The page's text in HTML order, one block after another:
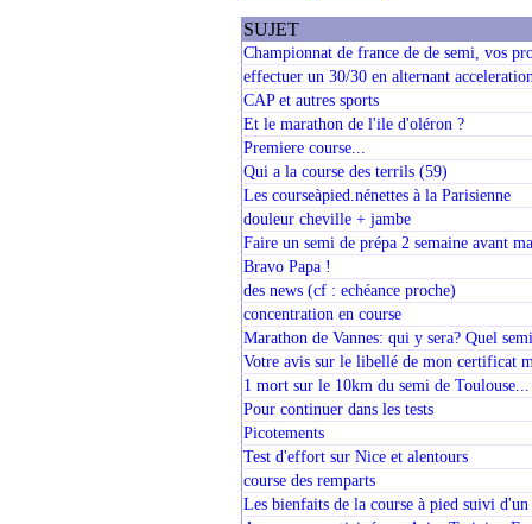
SUJET
Championnat de france de de semi, vos
effectuer un 30/30 en alternant
CAP et autres sports
Et le marathon de l'ile d'oléron ?
Premiere course...
Qui a la course des terrils (59)
Les courseàpied.nénettes à la Parisienne
douleur cheville + jambe
Faire un semi de prépa 2 semaine avant
Bravo Papa !
des news (cf : echéance proche)
concentration en course
Marathon de Vannes: qui y sera? Quel
Votre avis sur le libellé de mon certificat
1 mort sur le 10km du semi de Toulouse...
Pour continuer dans les tests
Picotements
Test d'effort sur Nice et alentours
course des remparts
Les bienfaits de la course à pied suivi